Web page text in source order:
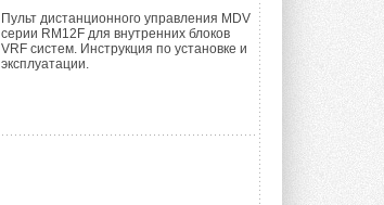
Пульт дистанционного управления MDV
серии RM12F для внутренних блоков
VRF систем. Инструкция по установке и
эксплуатации.